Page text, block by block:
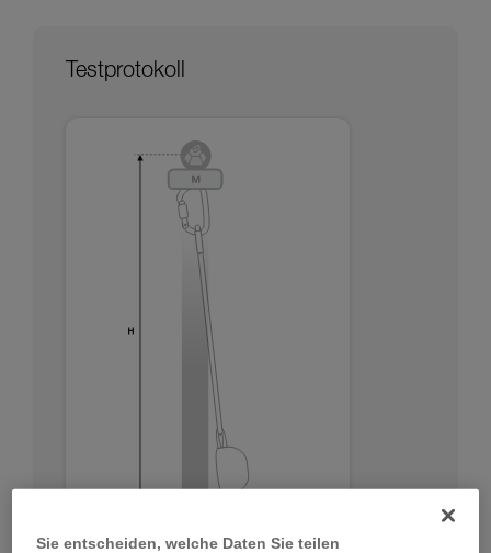
Vorgang alleine sicher zu wiederholen, bevor
verbundenen Techniken. Möglicherweise gibt es
noch andere Techniken, die hier nicht
beschrieben werden.
Testprotokoll
Sie entscheiden, welche Daten Sie teilen